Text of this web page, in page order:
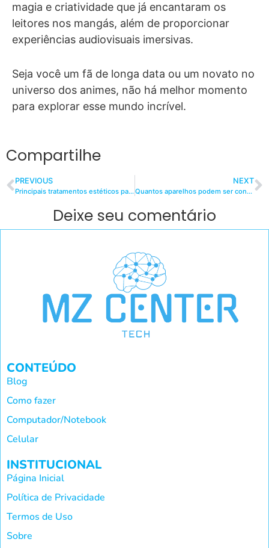
magia e criatividade que já encantaram os
leitores nos mangás, além de proporcionar
experiências audiovisuais imersivas.
Seja você um fã de longa data ou um novato no
universo dos animes, não há melhor momento
para explorar esse mundo incrível.
Compartilhe
PREVIOUS
Principais tratamentos estéticos para o rosto: transforme sua beleza e confiança
NEXT
Quantos aparelhos podem ser conectados na Netflix?
Deixe seu comentário
CONTEÚDO
Blog
Como fazer
Computador/Notebook
Celular
INSTITUCIONAL
Página Inicial
Política de Privacidade
Termos de Uso
Sobre